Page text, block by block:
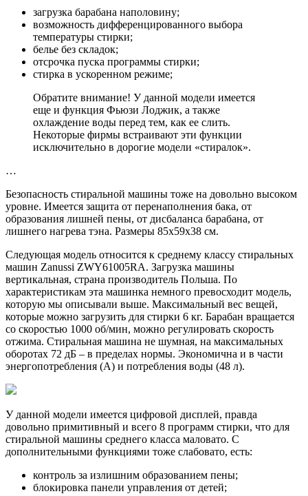
загрузка барабана наполовину;
возможность дифференцированного выбора
температуры стирки;
белье без складок;
отсрочка пуска программы стирки;
стирка в ускоренном режиме;
Обратите внимание! У данной модели имеется
еще и функция Фьюзи Лоджик, а также
охлаждение воды перед тем, как ее слить.
Некоторые фирмы встраивают эти функции
исключительно в дорогие модели «стиралок».
…
Безопасность стиральной машины тоже на довольно высоком
уровне. Имеется защита от перенаполнения бака, от
образования лишней пены, от дисбаланса барабана, от
лишнего нагрева тэна. Размеры 85х59х38 см.
Следующая модель относится к среднему классу стиральных
машин Zanussi ZWY61005RA. Загрузка машины
вертикальная, страна производитель Польша. По
характеристикам эта машинка немного превосходит модель,
которую мы описывали выше. Максимальный вес вещей,
которые можно загрузить для стирки 6 кг. Барабан вращается
со скоростью 1000 об/мин, можно регулировать скорость
отжима. Стиральная машина не шумная, на максимальных
оборотах 72 дБ – в пределах нормы. Экономична и в части
энергопотребления (А) и потребления воды (48 л).
У данной модели имеется цифровой дисплей, правда
довольно примитивный и всего 8 программ стирки, что для
стиральной машины среднего класса маловато. С
дополнительными функциями тоже слабовато, есть:
контроль за излишним образованием пены;
блокировка панели управления от детей;